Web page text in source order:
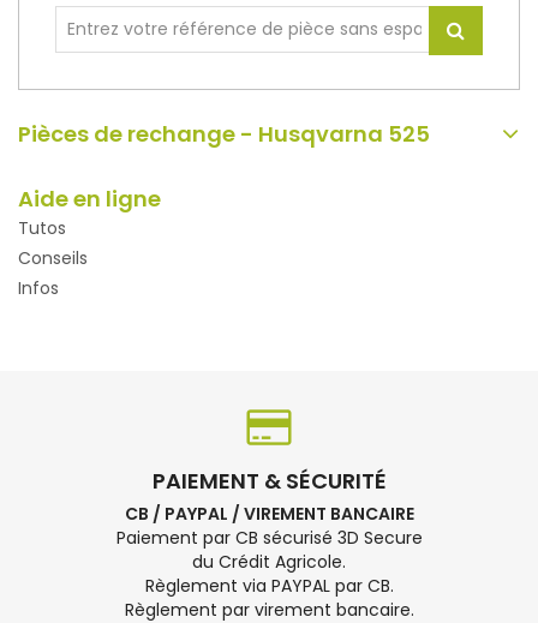
Pièces de rechange - Husqvarna 525
Aide en ligne
Tutos
Conseils
Infos
PAIEMENT & SÉCURITÉ
CB / PAYPAL / VIREMENT BANCAIRE
Paiement par CB sécurisé 3D Secure
du Crédit Agricole.
Règlement via PAYPAL par CB.
Règlement par virement bancaire.